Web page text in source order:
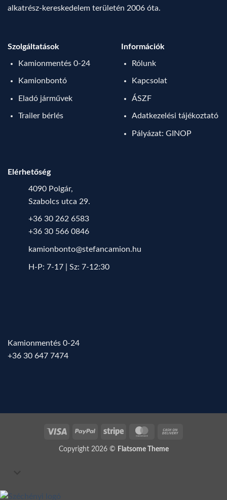
alkatrész-kereskedelem területén 2006 óta.
Szolgáltatások
Kamionmentés 0-24
Kamionbontó
Eladó járművek
Trailer bérlés
Információk
Rólunk
Kapcsolat
ÁSZF
Adatkezelési tájékoztató
Pályázat: GINOP
Elérhetőség
4090 Polgár,
Szabolcs utca 29.
+36 30 262 6583
+36 30 566 0846
kamionbonto@stefancamion.hu
H-P: 7-17 | Sz: 7-12:30
Kamionmentés 0-24
+36 30 647 7474
Visa PayPal Stripe MasterCard
Copyright 2026 © Flatsome Theme